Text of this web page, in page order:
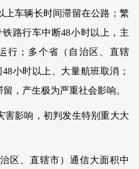
上车辆长时间滞留在公路；繁
路行车中断48小时以上，主
行；多个省（自治区、直辖
小时以上、大量航班取消；
，产生极为严重社会影响。
害影响，初判发生特别重大大
区、直辖市）通信大面积中